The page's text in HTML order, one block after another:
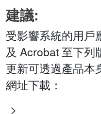
建議:
受影響系統的用戶
及 Acrobat 至下列
更新可透過產品本
網址下載：